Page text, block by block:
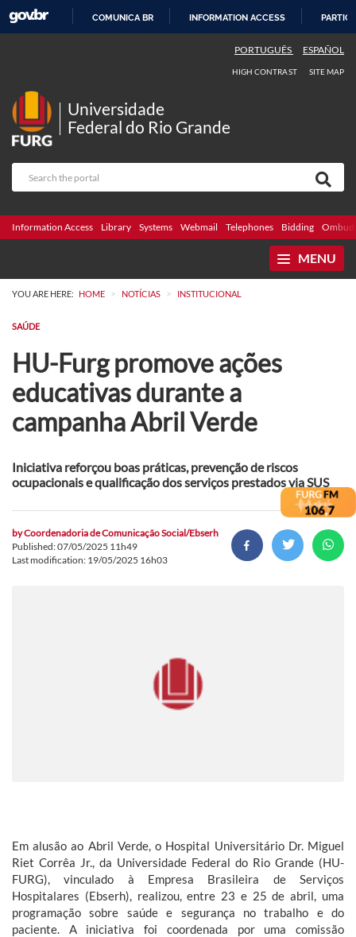
COMUNICA BR INFORMATION ACCESS
PORTUGUÊS ESPAÑOL
HIGH CONTRAST SITE MAP
Universidade
Federal do Rio Grande
Information Access Library Systems Webmail Telephones Bidding
MENU
YOU ARE HERE: HOME > NOTÍCIAS > INSTITUCIONAL
SAÚDE
HU-Furg promove ações
educativas durante a
campanha Abril Verde
Iniciativa reforçou boas práticas, prevenção de riscos
ocupacionais e qualificação dos serviços prestados via SUS
byCoordenadoria de Comunicação Social/Ebserh
Published: 07/05/2025 11h49
Last modification: 19/05/2025 16h03
Em alusão ao Abril Verde, o Hospital Universitário Dr. Miguel
Riet Corrêa Jr., da Universidade Federal do Rio Grande (HU-
FURG), vinculado à Empresa Brasileira de Serviços
Hospitalares (Ebserh), realizou, entre 23 e 25 de abril, uma
programação sobre saúde e segurança no trabalho e do
paciente. A iniciativa foi coordenada por uma comissão